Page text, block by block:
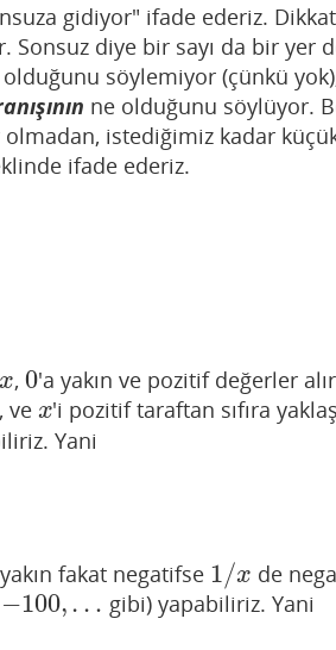
gidiyor" ifade ederiz.
Sonsuz diye bir sayı da bir yer
söylemiyor (çünkü
ne olduğunu söylüyor.
istediğimiz kadar
ifade ederiz.
x
x , 0
0'a yakın ve pozitif değerler
ve x
x'i pozitif taraftan sıfıra
Yani
fakat negatifse 1/x
1/x
de
−100,…
−100,… gibi) yapabiliriz. Yani